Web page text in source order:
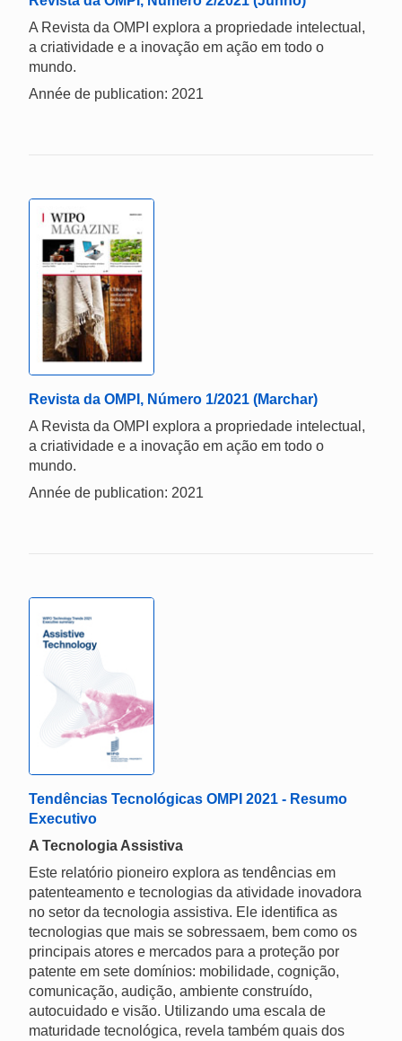
A Revista da OMPI explora a propriedade intelectual,
a criatividade e a inovação em ação em todo o
mundo.
Année de publication: 2021
Revista da OMPI, Número 1/2021 (Marchar)
A Revista da OMPI explora a propriedade intelectual,
a criatividade e a inovação em ação em todo o
mundo.
Année de publication: 2021
Tendências Tecnológicas OMPI 2021 - Resumo
Executivo
A Tecnologia Assistiva
Este relatório pioneiro explora as tendências em
patenteamento e tecnologias da atividade inovadora
no setor da tecnologia assistiva. Ele identifica as
tecnologias que mais se sobressaem, bem como os
principais atores e mercados para a proteção por
patente em sete domínios: mobilidade, cognição,
comunicação, audição, ambiente construído,
autocuidado e visão. Utilizando uma escala de
maturidade tecnológica, revela também quais dos